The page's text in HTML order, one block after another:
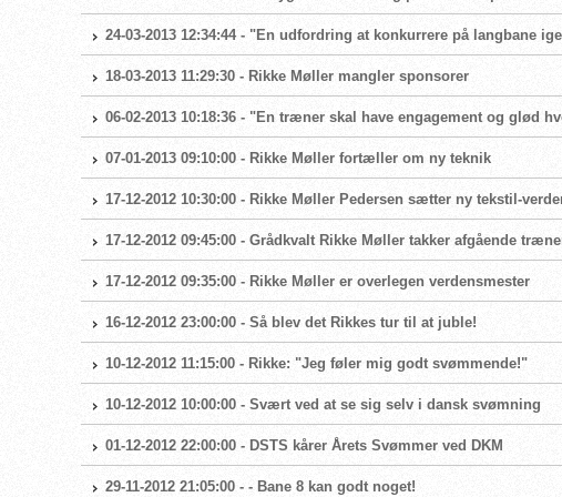
24-03-2013 12:34:44 - "En udfordring at konkurrere på langbane
18-03-2013 11:29:30 - Rikke Møller mangler sponsorer
06-02-2013 10:18:36 - "En træner skal have engagement og glød
07-01-2013 09:10:00 - Rikke Møller fortæller om ny teknik
17-12-2012 10:30:00 - Rikke Møller Pedersen sætter ny tekstil-
17-12-2012 09:45:00 - Grådkvalt Rikke Møller takker afgående
17-12-2012 09:35:00 - Rikke Møller er overlegen verdensmester
16-12-2012 23:00:00 - Så blev det Rikkes tur til at juble!
10-12-2012 11:15:00 - Rikke: "Jeg føler mig godt svømmende!"
10-12-2012 10:00:00 - Svært ved at se sig selv i dansk svømning
01-12-2012 22:00:00 - DSTS kårer Årets Svømmer ved DKM
29-11-2012 21:05:00 - - Bane 8 kan godt noget!